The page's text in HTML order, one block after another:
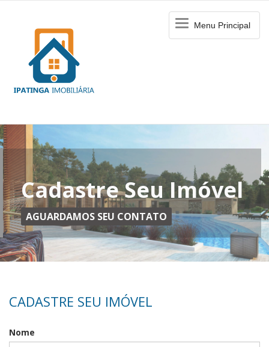
MenuMenu Principal
Cadastre Seu Imóvel
AGUARDAMOS SEU CONTATO
CADASTRE SEU IMÓVEL
Nome